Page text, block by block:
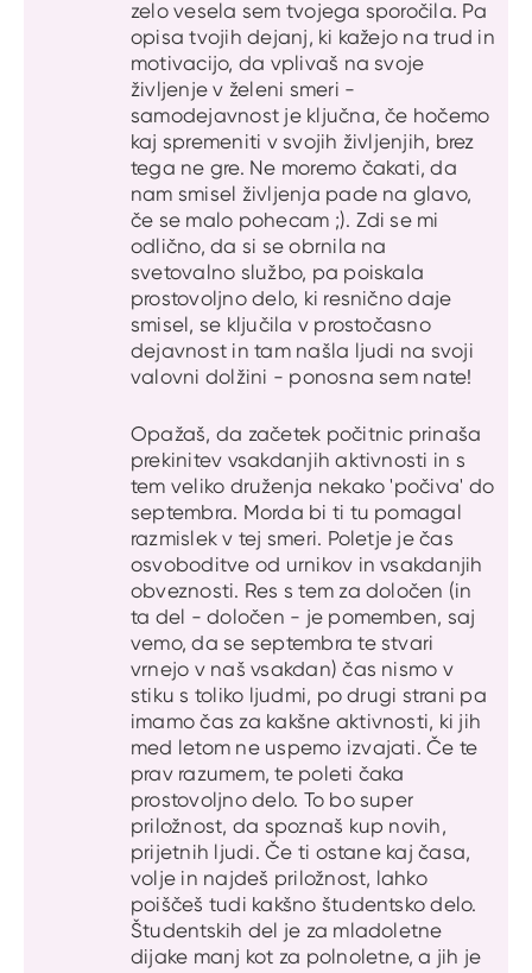
zelo vesela sem tvojega sporočila. Pa
opisa tvojih dejanj, ki kažejo na trud in
motivacijo, da vplivaš na svoje
življenje v želeni smeri -
samodejavnost je ključna, če hočemo
kaj spremeniti v svojih življenjih, brez
tega ne gre. Ne moremo čakati, da
nam smisel življenja pade na glavo,
če se malo pohecam ;). Zdi se mi
odlično, da si se obrnila na
svetovalno službo, pa poiskala
prostovoljno delo, ki resnično daje
smisel, se ključila v prostočasno
dejavnost in tam našla ljudi na svoji
valovni dolžini - ponosna sem nate!
Opažaš, da začetek počitnic prinaša
prekinitev vsakdanjih aktivnosti in s
tem veliko druženja nekako 'počiva' do
septembra. Morda bi ti tu pomagal
razmislek v tej smeri. Poletje je čas
osvoboditve od urnikov in vsakdanjih
obveznosti. Res s tem za določen (in
ta del - določen - je pomemben, saj
vemo, da se septembra te stvari
vrnejo v naš vsakdan) čas nismo v
stiku s toliko ljudmi, po drugi strani pa
imamo čas za kakšne aktivnosti, ki jih
med letom ne uspemo izvajati. Če te
prav razumem, te poleti čaka
prostovoljno delo. To bo super
priložnost, da spoznaš kup novih,
prijetnih ljudi. Če ti ostane kaj časa,
volje in najdeš priložnost, lahko
poiščeš tudi kakšno študentsko delo.
Študentskih del je za mladoletne
dijake manj kot za polnoletne, a jih je